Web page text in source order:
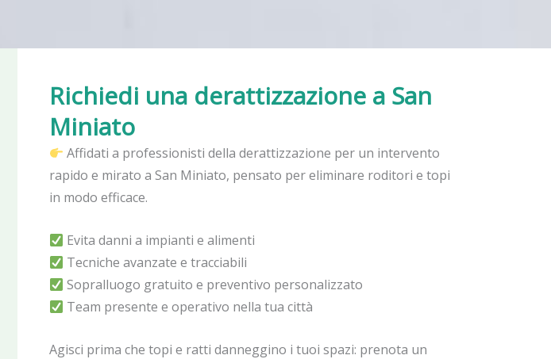
Richiedi una derattizzazione a San
Miniato
Affidati a professionisti della derattizzazione per un intervento
rapido e mirato a San Miniato, pensato per eliminare roditori e topi
in modo efficace.
Evita danni a impianti e alimenti
Tecniche avanzate e tracciabili
Sopralluogo gratuito e preventivo personalizzato
Team presente e operativo nella tua città
Agisci prima che topi e ratti danneggino i tuoi spazi: prenota un